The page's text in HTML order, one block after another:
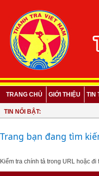
TRANG CHỦ GIỚI THIỆU TIN
TIN NỔI BẬT:
Trang bạn đang tìm
Kiểm tra chính tả trong URL hoặc đi